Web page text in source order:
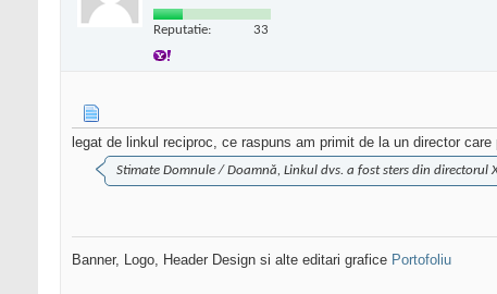
Reputatie: 33
legat de linkul reciproc, ce raspuns am primit de la un director
Stimate Domnule / Doamnă, Linkul dvs. a fost sters din
Banner, Logo, Header Design si alte editari grafice Portofoliu